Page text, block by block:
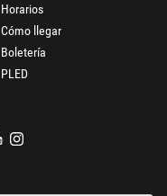
Horarios
Cómo llegar
Boletería
PLED